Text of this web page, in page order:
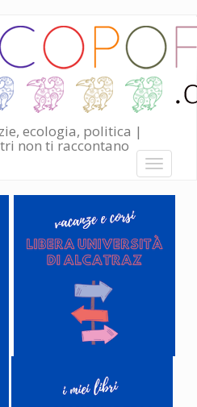
ecologia, politica |
non ti raccontano
Toggle